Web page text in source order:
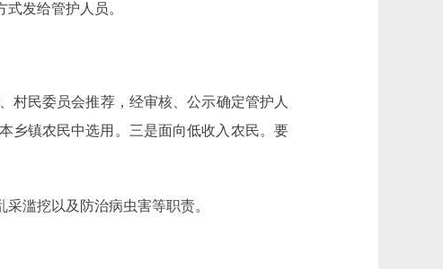
发给管护人员。
民委员会推荐，经审核、公示确定管护人
乡镇农民中选用。三是面向低收入农民。要
滥挖以及防治病虫害等职责。